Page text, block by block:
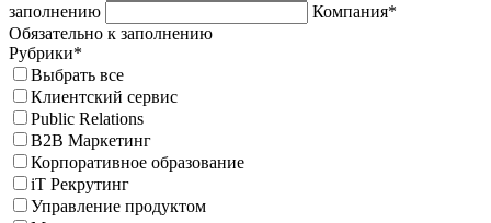
заполнению
Компания*
Обязательно к заполнению
Рубрики*
Выбрать все
Клиентский сервис
Public Relations
B2B Маркетинг
Корпоративное образование
iT Рекрутинг
Управление продуктом